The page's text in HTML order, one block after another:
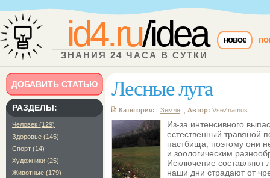
id4.ru/idea новое
ЗНАНИЯ 24 ЧАСА В СУТКИ
ДОБАВИТЬ СТАТЬЮ
РАЗДЕЛЫ:
Человек (129)
Здоровье (145)
Спорт (14)
Художники (25)
Животные (179)
Лесные луга
Категория: Земля Автор: VseZnamus
Из-за интенсивного
естественный травяной
пастбища, поэтому они
и зоологическим
Исключение составляют
наши дни страдают от